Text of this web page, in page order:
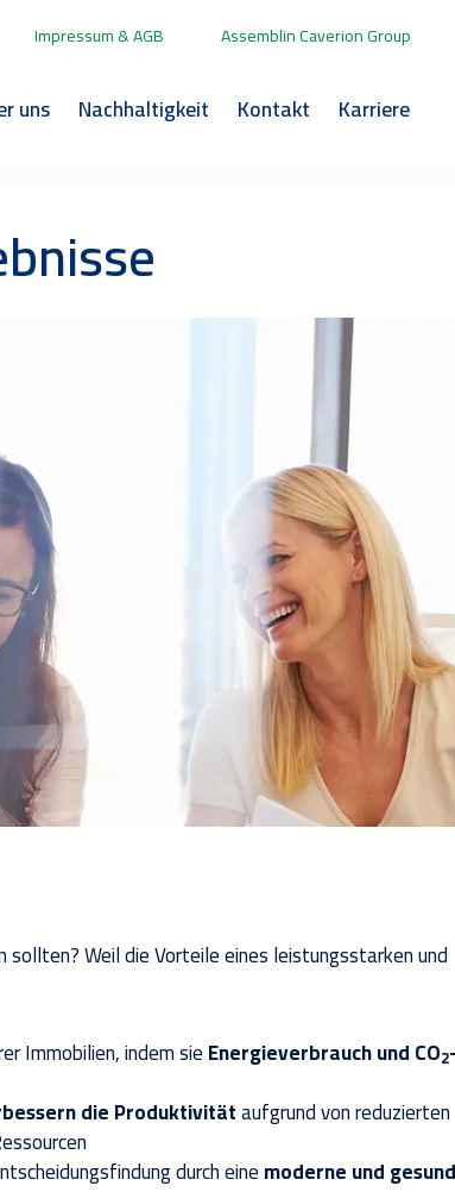
Impressum & AGB Assemblin Caverion Group
uns Nachhaltigkeit Kontakt Karriere
sollten? Weil die Vorteile eines leistungsstarken und
Immobilien, indem sieEnergieverbrauch und CO2-
die Produktivitätaufgrund von reduzierten
durch einemoderne und